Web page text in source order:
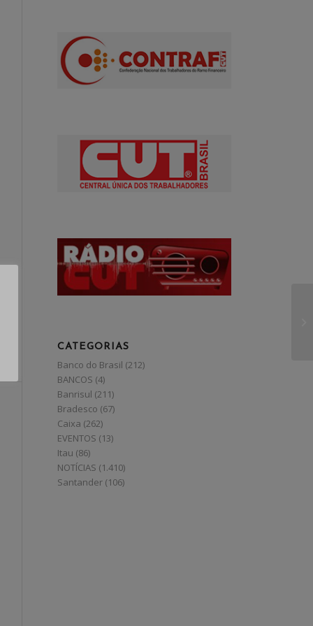
CATEGORIAS
Banco do Brasil (212)
BANCOS (4)
Banrisul (211)
Bradesco (67)
Caixa (262)
EVENTOS (13)
Itau (86)
NOTÍCIAS (1.410)
Santander (106)